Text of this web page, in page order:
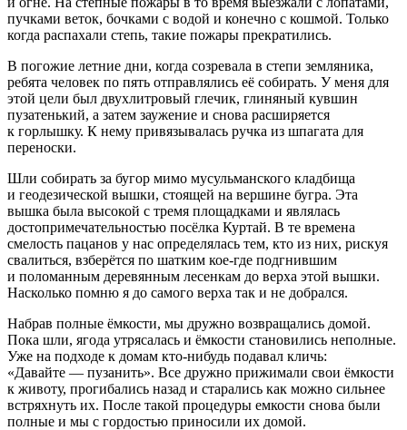
пучками веток, бочками с водой и конечно с кошмой. Только
когда распахали степь, такие пожары прекратились.
В погожие летние дни, когда созревала в степи земляника,
ребята человек по пять отправлялись её собирать. У меня для
этой цели был двухлитровый глечик, глиняный кувшин
пузатенький, а затем заужение и снова расширяется
к горлышку. К нему привязывалась ручка из шпагата для
переноски.
Шли собирать за бугор мимо мусульманского кладбища
и геодезической вышки, стоящей на вершине бугра. Эта
вышка была высокой с тремя площадками и являлась
достопримечательностью посёлка Куртай. В те времена
смелость пацанов у нас определялась тем, кто из них, рискуя
свалиться, взберётся по шатким кое-где подгнившим
и поломанным деревянным лесенкам до верха этой вышки.
Насколько помню я до самого верха так и не добрался.
Набрав полные ёмкости, мы дружно возвращались домой.
Пока шли, ягода утрясалась и ёмкости становились неполные.
Уже на подходе к домам кто-нибудь подавал кличь:
«Давайте — пузанить». Все дружно прижимали свои ёмкости
к животу, прогибались назад и старались как можно сильнее
встряхнуть их. После такой процедуры емкости снова были
полные и мы с гордостью приносили их домой.